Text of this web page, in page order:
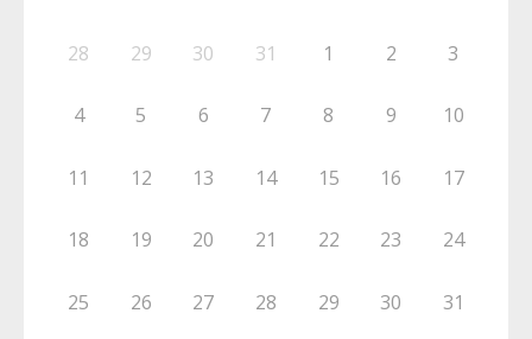
28 29 30 31 1 2 3
4 5 6 7 8 9 10
11 12 13 14 15 16 17
18 19 20 21 22 23 24
25 26 27 28 29 30 31